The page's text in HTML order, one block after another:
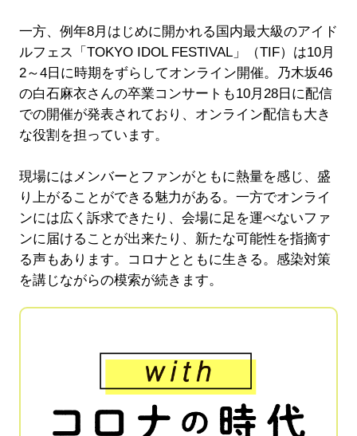
一方、例年8月はじめに開かれる国内最大級のアイド
ルフェス「TOKYO IDOL FESTIVAL」（TIF）は10月
2～4日に時期をずらしてオンライン開催。乃木坂46
の白石麻衣さんの卒業コンサートも10月28日に配信
での開催が発表されており、オンライン配信も大き
な役割を担っています。
現場にはメンバーとファンがともに熱量を感じ、盛
り上がることができる魅力がある。一方でオンライ
ンには広く訴求できたり、会場に足を運べないファ
ンに届けることが出来たり、新たな可能性を指摘す
る声もあります。コロナとともに生きる。感染対策
を講じながらの模索が続きます。